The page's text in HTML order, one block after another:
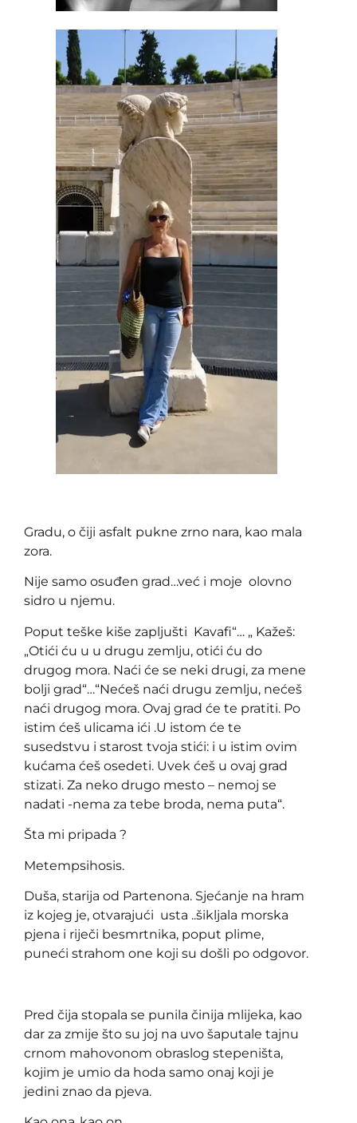
Gradu, o čiji asfalt pukne zrno nara, kao mala
zora.
Nije samo osuđen grad…već i moje olovno
sidro u njemu.
Poput teške kiše zapljušti Kavafi“… „ Kažeš:
„Otići ću u u drugu zemlju, otići ću do
drugog mora. Naći će se neki drugi, za mene
bolji grad“…“Nećeš naći drugu zemlju, nećeš
naći drugog mora. Ovaj grad će te pratiti. Po
istim ćeš ulicama ići .U istom će te
susedstvu i starost tvoja stići: i u istim ovim
kućama ćeš osedeti. Uvek ćeš u ovaj grad
stizati. Za neko drugo mesto – nemoj se
nadati -nema za tebe broda, nema puta“.
Šta mi pripada ?
Metempsihosis.
Duša, starija od Partenona. Sjećanje na hram
iz kojeg je, otvarajući usta ..šikljala morska
pjena i riječi besmrtnika, poput plime,
puneći strahom one koji su došli po odgovor.
Pred čija stopala se punila činija mlijeka, kao
dar za zmije što su joj na uvo šaputale tajnu
crnom mahovonom obraslog stepeništa,
kojim je umio da hoda samo onaj koji je
jedini znao da pjeva.